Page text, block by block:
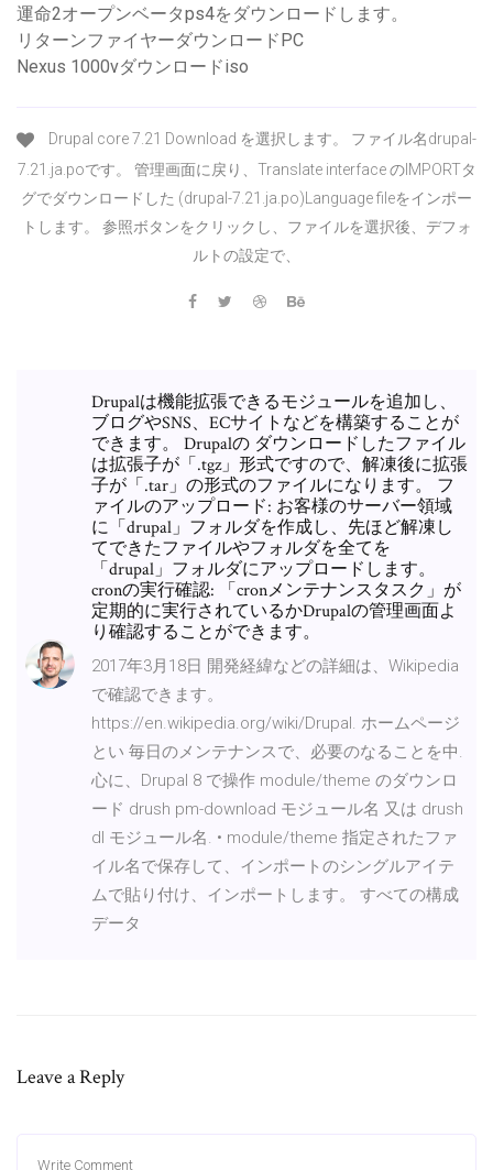
運命2オープンベータps4をダウンロードします。
リターンファイヤーダウンロードPC
Nexus 1000vダウンロードiso
Drupal core 7.21 Download を選択します。 ファイル名drupal-
7.21.ja.poです。 管理画面に戻り、Translate interface のIMPORTタ
グでダウンロードした (drupal-7.21.ja.po)Language fileをインポー
トします。 参照ボタンをクリックし、ファイルを選択後、デフォ
ルトの設定で、
Drupalは機能拡張できるモジュールを追加し、
ブログやSNS、ECサイトなどを構築することが
できます。 Drupalの ダウンロードしたファイル
は拡張子が「.tgz」形式ですので、解凍後に拡張
子が「.tar」の形式のファイルになります。 フ
ァイルのアップロード: お客様のサーバー領域
に「drupal」フォルダを作成し、先ほど解凍し
てできたファイルやフォルダを全てを
「drupal」フォルダにアップロードします。
cronの実行確認: 「cronメンテナンスタスク」が
定期的に実行されているかDrupalの管理画面よ
り確認することができます。
2017年3月18日 開発経緯などの詳細は、Wikipedia
で確認できます。
https://en.wikipedia.org/wiki/Drupal. ホームページ
とい 毎日のメンテナンスで、必要のなることを中.
心に、Drupal 8 で操作 module/theme のダウンロ
ード drush pm-download モジュール名 又は drush
dl モジュール名. • module/theme 指定されたファ
イル名で保存して、インポートのシングルアイテ
ムで貼り付け、インポートします。 すべての構成
データ
Leave a Reply